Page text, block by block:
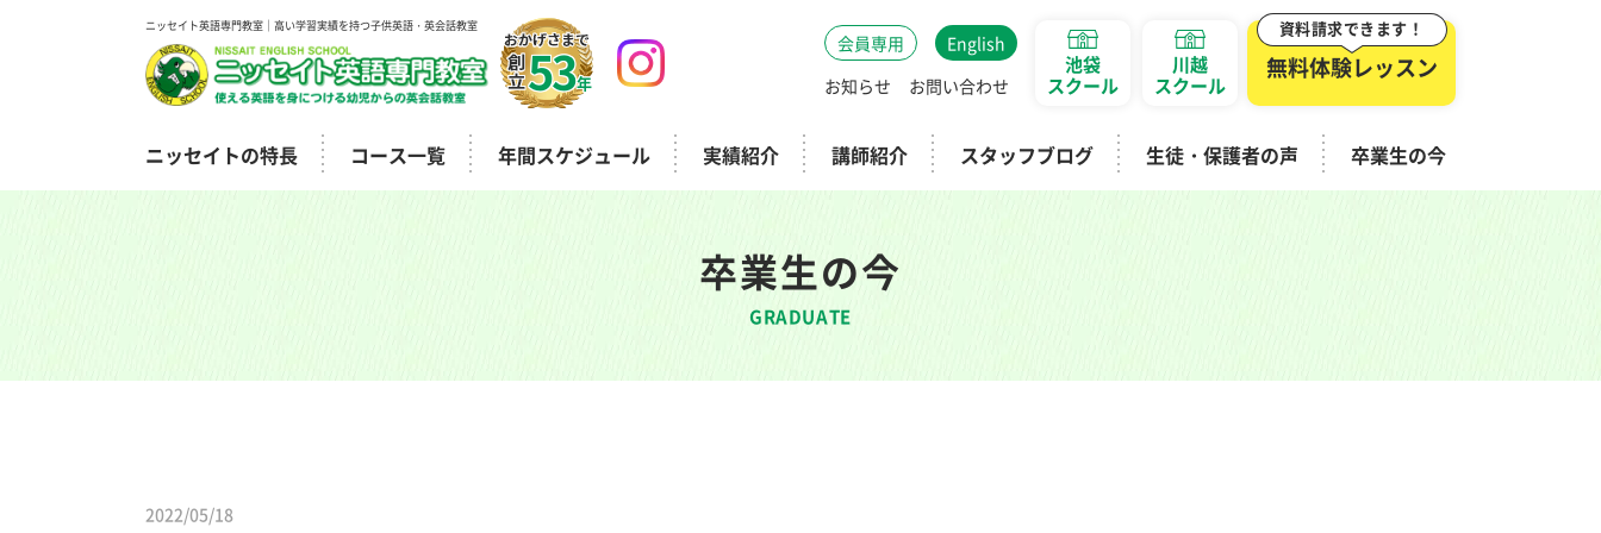
ニッセイト英語専門教室｜高い学習実績を持つ子供英語・英会話教室
53年
会員専用
English
お知らせ
お問い合わせ
池袋
スクール
川越
スクール
資料請求できます！
無料体験レッスン
ニッセイトの特長 コース一覧 年間スケジュール 実績紹介 講師紹介 スタッフブログ 生徒・保護者の声 卒業生の今
卒業生の今
GRADUATE
2022/05/18